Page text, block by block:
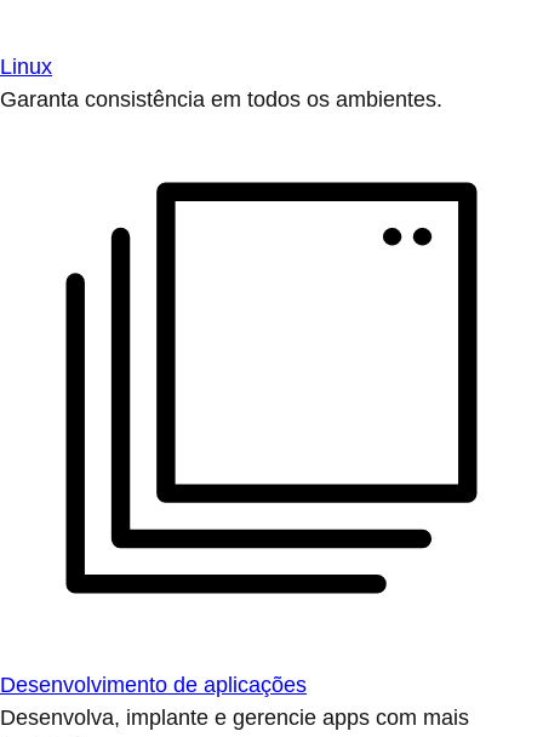
Linux
Garanta consistência em todos os ambientes.
Desenvolvimento de aplicações
Desenvolva, implante e gerencie apps com mais